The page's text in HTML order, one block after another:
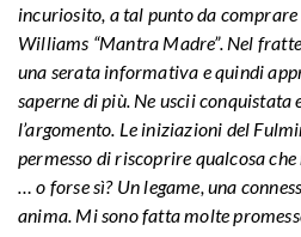
incuriosito, a tal punto da
Williams “Mantra Madre”. Nel
una serata informativa e quindi
saperne di più. Ne uscii conquistata
l’argomento. Le iniziazioni del
permesso di riscoprire qualcosa
… o forse sì? Un legame, una
anima. Mi sono fatta molte